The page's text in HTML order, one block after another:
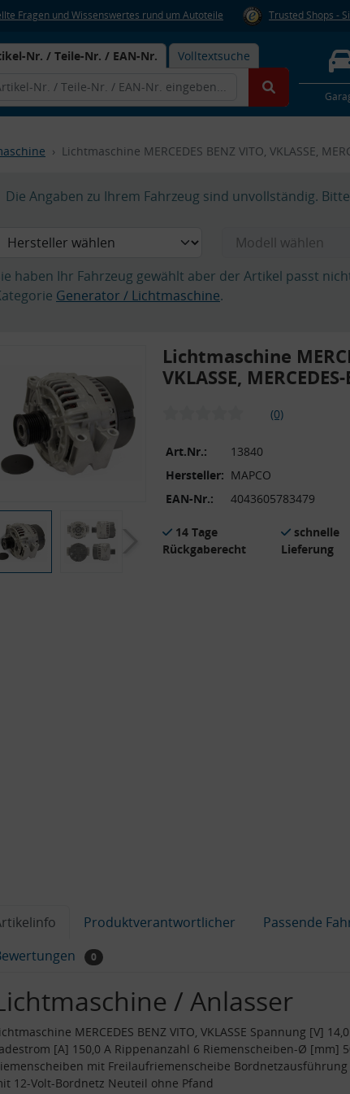
Fragen und Wissenswertes rund um Autoteile Trusted Shops -
Nr. / Teile-Nr. / EAN-Nr. Volltextsuche
Lichtmaschine MERCEDES BENZ VITO, VKLASSE,
Die Angaben zu Ihrem Fahrzeug sind unvollständig.
haben Ihr Fahrzeug gewählt aber der Artikel passt
Generator / Lichtmaschine.
Lichtmaschine
VKLASSE,
(0)
Art.Nr.:
13840
Hersteller: MAPCO
EAN-Nr.:
4043605783479
14 Tage
Rückgaberecht
schnelle
Lieferung
Produktverantwortlicher Passende
0
/ Anlasser
MERCEDES BENZ VITO, VKLASSE Spannung [V]
[A] 150,0 A Rippenanzahl 6 Riemenscheiben-Ø [mm]
mit Freilaufriemenscheibe
12-Volt-Bordnetz Neuteil ohne Pfand